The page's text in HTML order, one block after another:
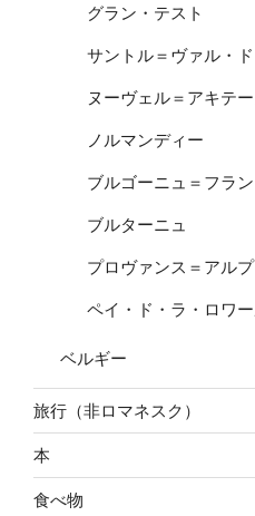
グラン・テスト
サントル＝ヴァル・
ヌーヴェル＝アキテー
ノルマンディー
ブルゴーニュ＝フラ
ブルターニュ
プロヴァンス＝アル
ペイ・ド・ラ・ロワ
ベルギー
旅行（非ロマネスク）
本
食べ物